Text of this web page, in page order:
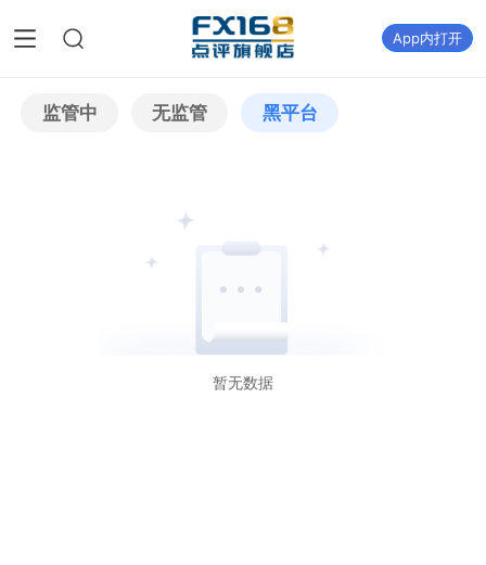
App内打开
监管中 无监管 黑平台
暂无数据